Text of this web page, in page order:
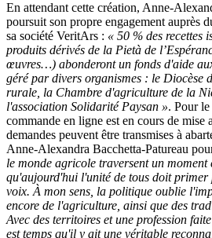
En attendant cette création, Anne-
poursuit son propre engagement auprès
sa société VeritArs : « 50 % des recettes
produits dérivés de la Pietà de
œuvres…) abonderont un fonds d'aide
géré par divers organismes : le Diocèse
rurale, la Chambre d'agriculture de la
l'association Solidarité Paysan ». Pour
commande en ligne est en cours de mise
demandes peuvent être transmises à
Anne-Alexandra Bacchetta-Patureau
le monde agricole traversent un moment
qu'aujourd'hui l'unité de tous doit primer
voix. À mon sens, la politique oublie
encore de l'agriculture, ainsi que des
Avec des territoires et une profession
est temps qu'il y ait une véritable